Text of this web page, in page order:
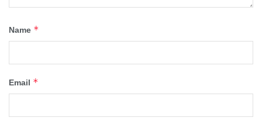
Name *
Email *